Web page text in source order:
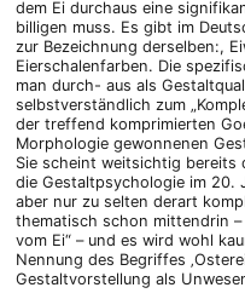
dem Ei durchaus eine
billigen muss. Es gibt im
zur Bezeichnung derselben:,
Eierschalenfarben. Die
man durch- aus als
selbstverständlich zum
der treffend komprimierten
Morphologie gewonnenen
Sie scheint weitsichtig bereits
die Gestaltpsychologie im 20.
aber nur zu selten derart
thematisch schon mittendrin –
vom Ei“ – und es wird wohl
Nennung des Begriffes
Gestaltvorstellung als